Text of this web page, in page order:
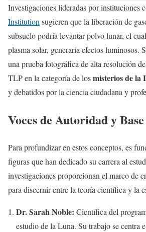
Investigaciones lideradas por instituciones
Institutionsugieren que la liberación de
subsuelo podría levantar polvo lunar, el
plasma solar, generaría efectos luminosos.
una prueba fotográfica de alta resolución
TLP en la categoría de losmisterios de la
y debatidos por la ciencia ciudadana y
Voces de Autoridad y
Para profundizar en estos conceptos, es
figuras que han dedicado su carrera al
investigaciones proporcionan el marco de
para discernir entre la teoría científica y la
Dr. Sarah Noble: Científica del
estudio de la Luna. Su trabajo se centra